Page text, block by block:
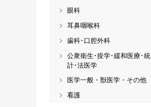
眼科
耳鼻咽喉科
歯科･口腔外科
公衆衛生･疫学･緩和医療･統
計･法医学
医学一般・獣医学・その他
看護